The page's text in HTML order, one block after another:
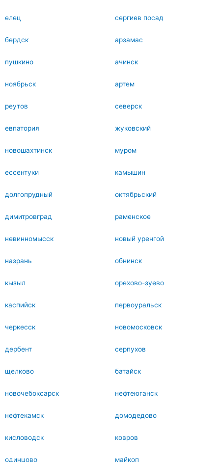
елец сергиев посад
бердск арзамас
пушкино ачинск
ноябрьск артем
реутов северск
евпатория жуковский
новошахтинск муром
ессентуки камышин
долгопрудный октябрьский
димитровград раменское
невинномысск новый уренгой
назрань обнинск
кызыл орехово-зуево
каспийск первоуральск
черкесск новомосковск
дербент серпухов
щелково батайск
новочебоксарск нефтеюганск
нефтекамск домодедово
кисловодск ковров
одинцово майкоп